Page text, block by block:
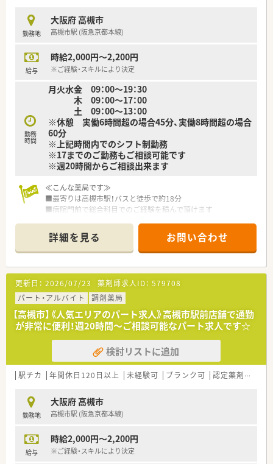
■インターネットを使って処方薬の飲み方を遠隔指導する「オン
ライン服薬指導」、
今後も病院の「敷地内薬局」の推進、女性客の取り込みを狙う
M&Aによる店舗拡大と業界のリーディングカンパニーとして
成長を続けています。
≪充実の福利厚生≫
■「社員第一主義」を掲げている同社では、福利厚生面が手厚く
年間休日120日以上、「連続休暇制度（年に1回、最大9連休を取
得できる制度）」等
プライベートも充実出来る様にワークライフバランスを後押
ししてくれる制度が充実しています。
■社員割引制度、財形貯蓄制度、スポーツジム優待等が受けられ
提携の保養施設は全国に40ヵ所あります。
■産休・育休・時短勤務者2,000人以上等、どれも業界トップクラ
スの実績!
産休、育休取得はもちろんのこと、育児短時間勤務制度を実施
育児休業より復帰後、1日最大2時間短縮して勤務できる制度
です。
法律では3歳までですが、同社では小学校就学時までの期間利
用可能♪
■転居を伴う異動のある採用枠もありますが(転居を伴わない採
用も可)
帰省旅費（年2回5万円まで）と帰省休暇（連続4日間）を受けら
れます。
≪こんな方におすすめです≫
■大手ならではの教育研修制度＆資格取得支援体制で安心して
■総合科目でご経験を積みたい方！
勤務地
大阪府 高槻市
高槻市駅 (阪急京都本線)
給与
時給2,000円～2,200円
※ご経験・スキルにより決定
勤務
時間
月火水金 09：00～19：30
木 09：00～17：00
土 09：00～13：00
※休憩 実働6時間超の場合45分、実働8時間超の場合
60分
※上記時間内でのシフト制勤務
※17までのご勤務もご相談可能です
※週20時間からご相談出来ます
≪こんな薬局です≫
■最寄りは高槻市駅！バスと徒歩で約18分
■病院門前で総合科目でのご経験を積んで頂けます
≪法人特徴≫
■全国に1,000店舗以上を展開する大手調剤薬局です。
■東京大学病院をはじめ全国の病院の敷地内に薬局を持ってい
ます。
病診薬連携を強化することで、地域にお住いの患者様に高度な
医療の提供を実現しています。
■全店「同一の機械・システム」を採用しており、且つ処方箋の応
需内容が多岐にわたる（敷地内・病院門前・医療モール・CL門前）
ので、
スキルUPしたい方にはお勧めです。
■長期就業＆自己研讃を続ける事で給与があがる仕組みになっ
ており、将来的に高年収も狙う事が出来ます。
■インターネットを使って処方薬の飲み方を遠隔指導する「オン
今後も病院の「敷地内薬局」の推進、女性客の取り込みを狙う
店舗でデザインの一新。
M&Aによる店舗拡大と業界のリーディングカンパニーとして
■どの店舗も、最新システムが整っています！
詳細を見る お問い合わせ
更新日： 2026/07/23 薬剤師求人ID： 579708
パート・アルバイト
調剤薬局
【高槻市】《人気エリアのパート求人》高槻市駅前店舗で通勤
が非常に便利！週20時間～ご相談可能なパート求人です☆
検討リストに追加
駅チカ 年間休日120日以上 未経験可 ブランク可 認定薬剤師取得支援あり
勤務地
大阪府 高槻市
高槻市駅 (阪急京都本線)
給与
時給2,000円～2,200円
※ご経験・スキルにより決定